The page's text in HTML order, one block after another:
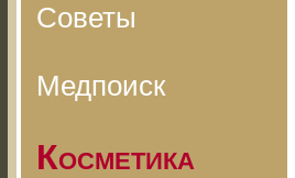
Советы
Медпоиск
Косметика